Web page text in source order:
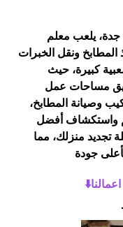
جدة، يلعب معلم
ونقل الخبرات
كبيرة، حيث
مساحات عمل
وصيانة المطابخ،
واستكشاف أفضل
تجديد منزلك، مما
جودة